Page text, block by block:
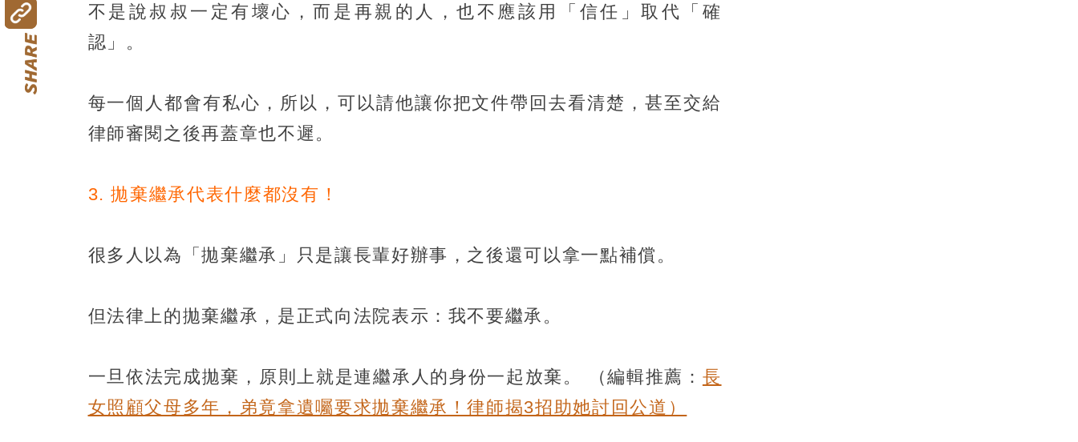
不是說叔叔一定有壞心，而是再親的人，也不應該用「信任」取代「確
認」。
每一個人都會有私心，所以，可以請他讓你把文件帶回去看清楚，甚至交給
律師審閱之後再蓋章也不遲。
3. 拋棄繼承代表什麼都沒有！
很多人以為「拋棄繼承」只是讓長輩好辦事，之後還可以拿一點補償。
但法律上的拋棄繼承，是正式向法院表示：我不要繼承。
一旦依法完成拋棄，原則上就是連繼承人的身份一起放棄。 （編輯推薦： 長
女照顧父母多年，弟竟拿遺囑要求拋棄繼承！律師揭3招助她討回公道）